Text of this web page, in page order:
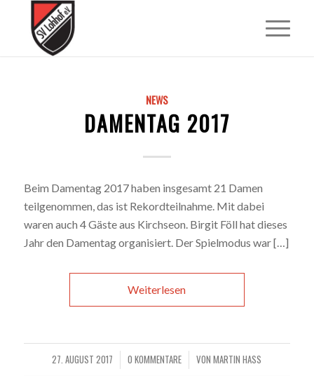
NEWS
DAMENTAG 2017
Beim Damentag 2017 haben insgesamt 21 Damen
teilgenommen, das ist Rekordteilnahme. Mit dabei
waren auch 4 Gäste aus Kirchseon. Birgit Föll hat dieses
Jahr den Damentag organisiert. Der Spielmodus war […]
Weiterlesen
27. AUGUST 2017
/ 0 KOMMENTARE
/ VONMARTIN HASS